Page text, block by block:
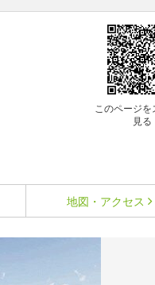
このページを
見る
地図・アクセス